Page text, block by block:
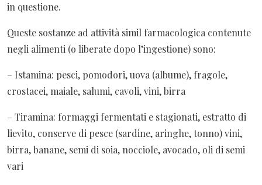
in questione.
Queste sostanze ad attività simil farmacologica contenute
negli alimenti (o liberate dopo l’ingestione) sono:
– Istamina: pesci, pomodori, uova (albume), fragole,
crostacei, maiale, salumi, cavoli, vini, birra
– Tiramina: formaggi fermentati e stagionati, estratto di
lievito, conserve di pesce (sardine, aringhe, tonno) vini,
birra, banane, semi di soia, nocciole, avocado, oli di semi
vari